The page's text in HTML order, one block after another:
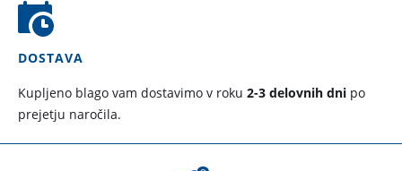
DOSTAVA
Kupljeno blago vam dostavimo v roku 2-3 delovnih dni po
prejetju naročila.